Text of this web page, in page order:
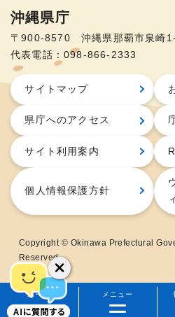
メニュー
ホーム
沖縄県庁
〒900-8570 沖縄県那覇市泉崎
代表電話：098-866-2333
サイトマップ
県庁へのアクセス
サイト利用案内
個人情報保護方針
Copyright © Okinawa Prefectural
Reserved.